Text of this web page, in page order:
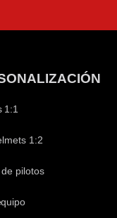
1:1
1:2
pilotos